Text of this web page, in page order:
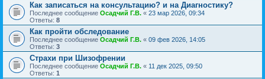
Как записаться на консультацию? и на Диагностику?
Последнее сообщение Осадчий Г.В. « 23 мар 2026, 09:34
Ответы: 8
Как пройти обследование
Последнее сообщение Осадчий Г.В. « 09 фев 2026, 14:05
Ответы: 3
Страхи при Шизофрении
Последнее сообщение Осадчий Г.В. « 11 дек 2025, 09:50
Ответы: 1